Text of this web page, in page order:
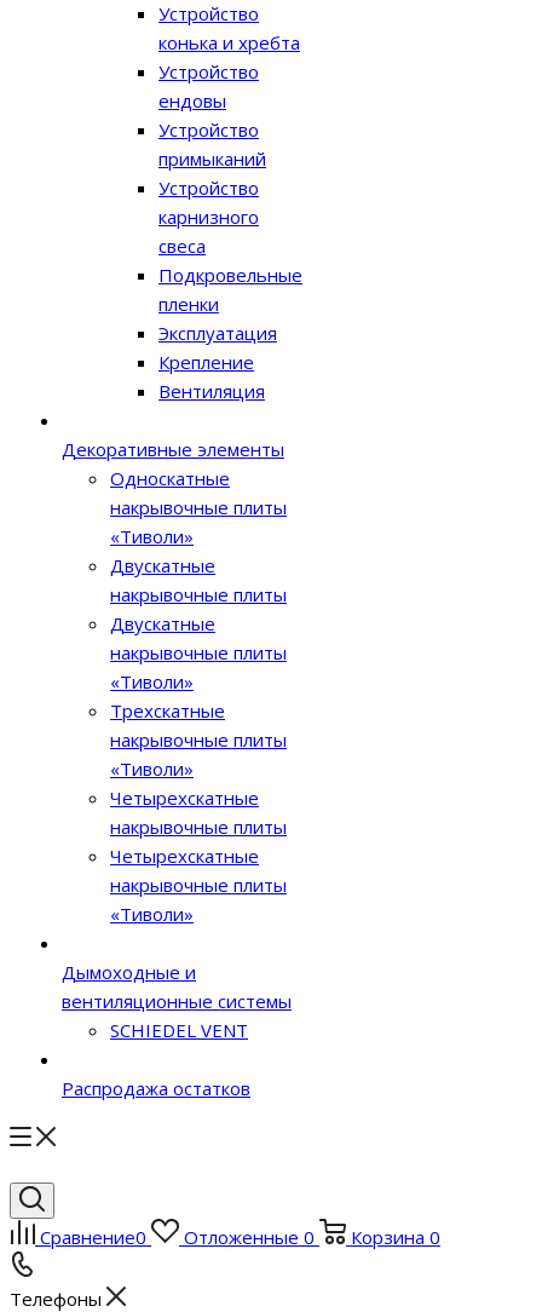
Устройство
конька и хребта
Устройство
ендовы
Устройство
примыканий
Устройство
карнизного
свеса
Подкровельные
пленки
Эксплуатация
Крепление
Вентиляция
Декоративные элементы
Односкатные
накрывочные плиты
«Тиволи»
Двускатные
накрывочные плиты
Двускатные
накрывочные плиты
«Тиволи»
Трехскатные
накрывочные плиты
«Тиволи»
Четырехскатные
накрывочные плиты
Четырехскатные
накрывочные плиты
«Тиволи»
Дымоходные и
вентиляционные системы
SCHIEDEL VENT
Распродажа остатков
Сравнение0 Отложенные 0 Корзина 0
Телефоны